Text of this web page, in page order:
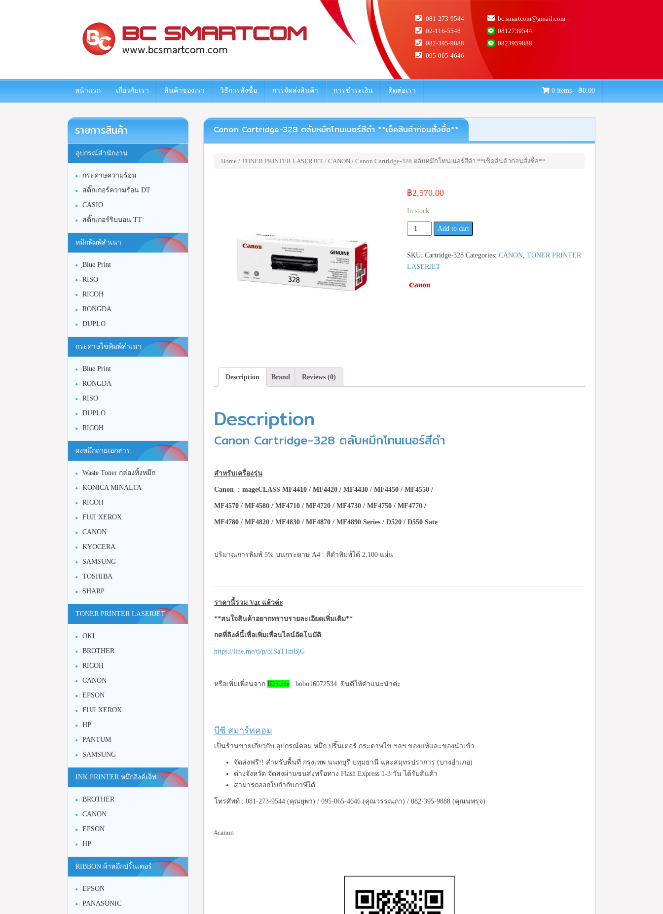
081-273-9544
bc.smartcom@gmail.com
02-116-5548
0812739544
082-395-9888
0823959888
095-065-4646
หน้าแรก เกี่ยวกับเรา สินค้าของเรา วิธีการสั่งซื้อ การจัดส่งสินค้า การชำระเงิน ติดต่อเรา 0 items - ฿0.00
Canon Cartridge-328 ตลับหมึกโทนเนอร์สีดำ **เช็คสินค้าก่อนสั่งซื้อ**
Home / TONER PRINTER LASERJET / CANON / Canon Cartridge-328 ตลับหมึกโทนเนอร์สีดำ **เช็คสินค้าก่อนสั่งซื้อ**
฿2,570.00
In stock
Canon
Cartridge-
โทนเนอร์
Add to cart
SKU: Cartridge-328 Categories: CANON, TONER PRINTER
LASERJET
Description Brand Reviews (0)
Description
Canon Cartridge-328 ตลับหมึกโทนเนอร์สีดำ
สำหรับเครื่องรุ่น
Canon : mageCLASS MF4410 / MF4420 / MF4430 / MF4450 / MF4550 /
MF4570 / MF4580 / MF4710 / MF4720 / MF4730 / MF4750 / MF4770 /
MF4780 / MF4820 / MF4830 / MF4870 / MF4890 Series / D520 / D550 Sate
ปริมาณการพิมพ์ 5% บนกระดาษ A4 : สีดำพิมพ์ได้ 2,100 แผ่น
ราคานี้รวม Vat แล้วค่ะ
**สนใจสินค้าอยากทราบรายละเอียดเพิ่มเติม**
กดที่ลิงค์นี้เพื่อเพิ่มเพื่อนไลน์อัตโนมัติ
https://line.me/ti/p/3ISaT1mBjG
หรือเพิ่มเพื่อนจาก ID Line : bobo16072534 ยินดีให้คำแนะนำค่ะ
บีซี สมาร์ทคอม
เป็นร้านขายเกี่ยวกับ อุปกรณ์คอม หมึก ปริ๊นเตอร์ กระดาษไข ฯลฯ ของแท้และของนำเข้า
จัดส่งฟรี!! สำหรับพื้นที่ กรุงเทพ นนทบุรี ปทุมธานี และสมุทรปราการ (บางอำเภอ)
ต่างจังหวัด จัดส่งผ่านขนส่งหรือทาง Flash Express 1-3 วัน ได้รับสินค้า
สามารถออกใบกำกับภาษีได้
โทรศัพท์ : 081-273-9544 (คุณยุพา) / 095-065-4646 (คุณวรรณภา) / 082-395-9888 (คุณนพรุจ)
#canon
รายการสินค้า
อุปกรณ์สำนักงาน
กระดาษความร้อน
สติ๊กเกอร์ความร้อน DT
CASIO
สติ๊กเกอร์ริบบอน TT
หมึกพิมพ์สำเนา
ฺBlue Print
RISO
RICOH
RONGDA
DUPLO
กระดาษไขพิมพ์สำเนา
Blue Print
RONGDA
RISO
DUPLO
RICOH
ผงหมึกถ่ายเอกสาร
Waste Toner กล่องทิ้งหมึก
KONICA MINALTA
RICOH
FUJI XEROX
CANON
KYOCERA
SAMSUNG
TOSHIBA
SHARP
TONER PRINTER LASERJET
OKI
BROTHER
RICOH
CANON
EPSON
FUJI XEROX
HP
PANTUM
SAMSUNG
INK PRINTER หมึกอิงค์เจ็ท
BROTHER
CANON
EPSON
HP
RIBBON ผ้าหมึกปริ้นเตอร์
EPSON
PANASONIC